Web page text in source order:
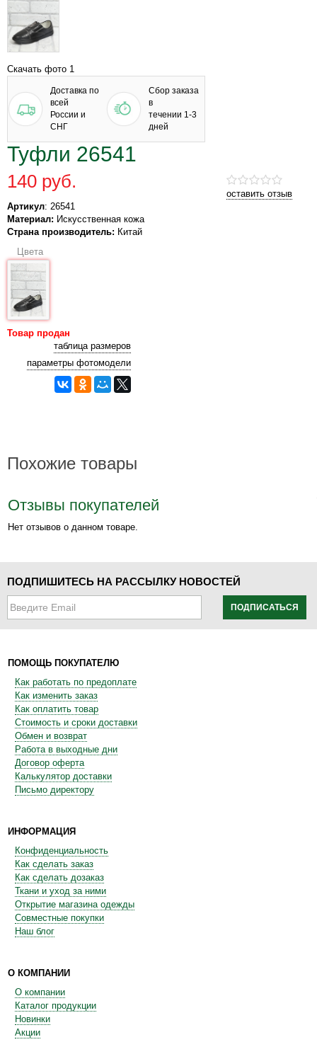
Скачать фото 1
Доставка по
всей
России и
СНГ
Сбор заказа
в
течении 1-3
дней
Туфли 26541
оставить отзыв
140 руб.
Артикул: 26541
Материал: Искусственная кожа
Страна производитель: Китай
Цвета
Товар продан
таблица размеров
параметры фотомодели
Похожие товары
Отзывы покупателей
Нет отзывов о данном товаре.
ПОДПИШИТЕСЬ НА РАССЫЛКУ НОВОСТЕЙ
ПОДПИСАТЬСЯ
ПОМОЩЬ ПОКУПАТЕЛЮ
Как работать по предоплате
Как изменить заказ
Как оплатить товар
Стоимость и сроки доставки
Обмен и возврат
Работа в выходные дни
Договор оферта
Калькулятор доставки
Письмо директору
ИНФОРМАЦИЯ
Конфиденциальность
Как сделать заказ
Как сделать дозаказ
Ткани и уход за ними
Открытие магазина одежды
Совместные покупки
Наш блог
О КОМПАНИИ
О компании
Каталог продукции
Новинки
Акции